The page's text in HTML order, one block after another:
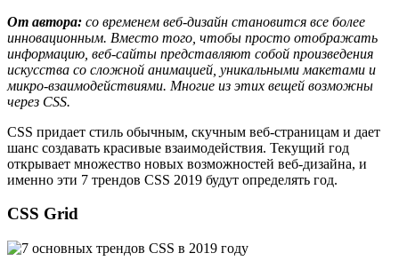
От автора: со временем веб-дизайн становится все более
инновационным. Вместо того, чтобы просто отображать
информацию, веб-сайты представляют собой произведения
искусства со сложной анимацией, уникальными макетами и
микро-взаимодействиями. Многие из этих вещей возможны
через CSS.
CSS придает стиль обычным, скучным веб-страницам и дает
шанс создавать красивые взаимодействия. Текущий год
открывает множество новых возможностей веб-дизайна, и
именно эти 7 трендов CSS 2019 будут определять год.
CSS Grid